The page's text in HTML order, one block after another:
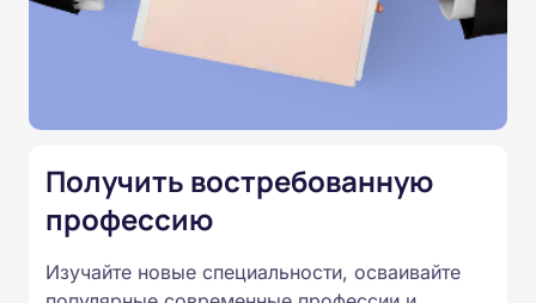
подтверждены лицензией
Министерства образования.
Подготовка ведется по всем
России от 14.07.2023 N 534 в
соответствии с Федеральными
образовательными стандартами
Получить востребованную
профессию
Изучайте новые специальности, осваивайте